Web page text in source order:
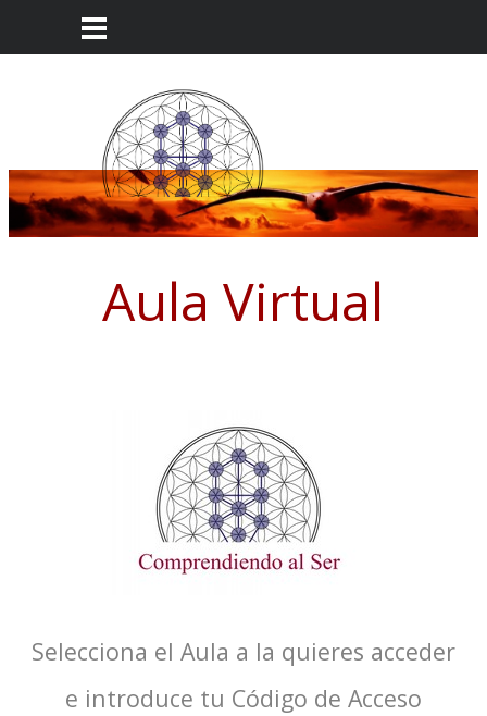
Aula Virtual
Selecciona el Aula a la quieres acceder
e introduce tu Código de Acceso